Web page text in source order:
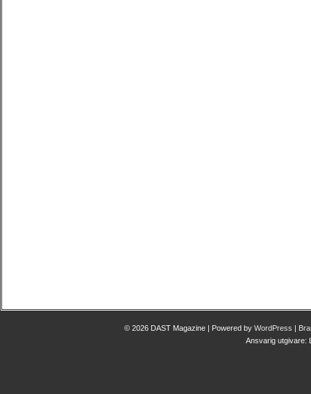
© 2026 DAST Magazine | Powered by WordPress |
Ansvarig utgivare: